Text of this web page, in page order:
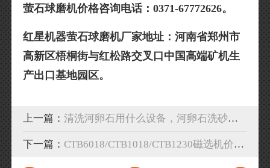
萤石球磨机价格咨询电话：0371-67772626。
红星机器萤石球磨机厂家地址：河南省郑州市
高新区梧桐街与红松路交叉口中国高端矿机生
产出口基地园区。
上一篇： 清洗河卵石用什么设备，河卵石洗砂机多少钱？
下一篇：CTB6018/CTB1018/CTB1230磁选机价格是多少